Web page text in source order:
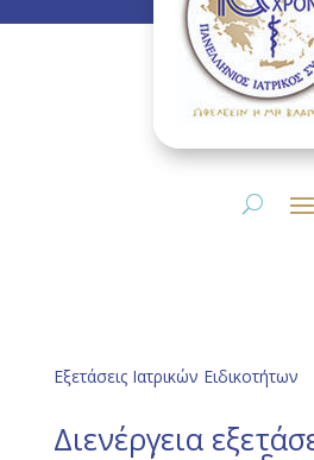
Εξετάσεις Ιατρικών Ειδικοτήτων
Διενέργεια